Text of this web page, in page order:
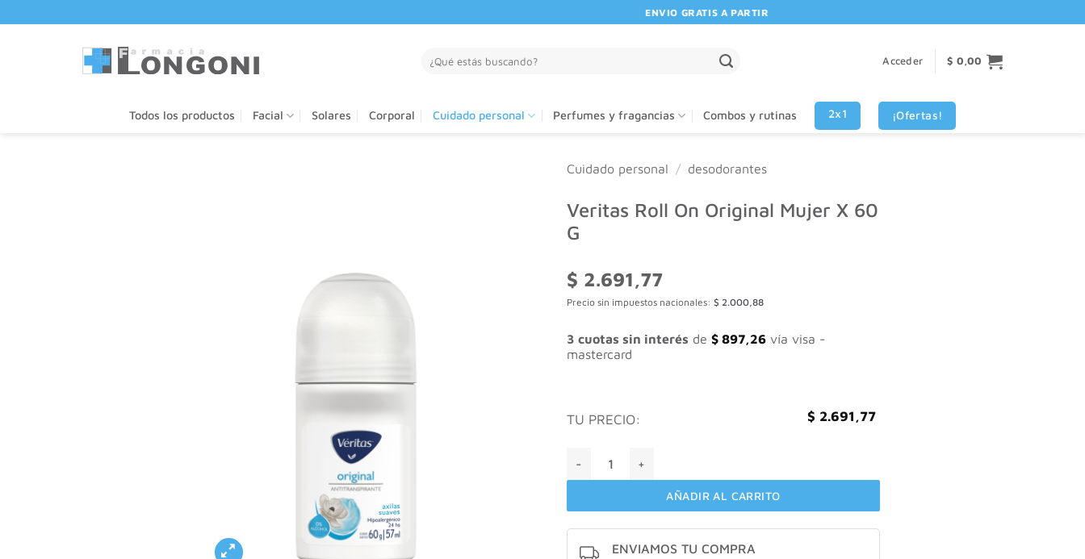
al
ENVIO GRATIS A PARTIR DE $80.000! 🚚 | 💳 3 CUOTAS SIN INTERES VISA -
por:
Acceder $ 0,00
Todos los productos Facial Solares Corporal Cuidado personal Perfumes y fragancias Combos y rutinas 2x1 ¡Ofertas!
Cuidado personal / desodorantes
Veritas Roll On Original Mujer X 60
G
$ 2.691,77
Precio sin impuestos nacionales: $ 2.000,88
3 cuotas sin interés de $ 897,26 vía visa -
mastercard
TU PRECIO: $ 2.691,77
AÑADIR AL CARRITO
ENVIAMOS TU COMPRA